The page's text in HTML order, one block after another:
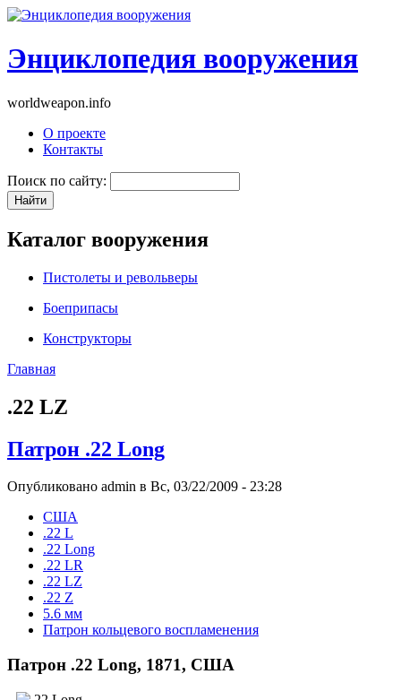
Энциклопедия вооружения
worldweapon.info
О проекте
Контакты
Поиск по сайту:
Каталог вооружения
Пистолеты и револьверы
Боеприпасы
Конструкторы
Главная
.22 LZ
Патрон .22 Long
Опубликовано admin в Вс, 03/22/2009 - 23:28
США
.22 L
.22 Long
.22 LR
.22 LZ
.22 Z
5.6 мм
Патрон кольцевого воспламенения
Патрон .22 Long, 1871, США